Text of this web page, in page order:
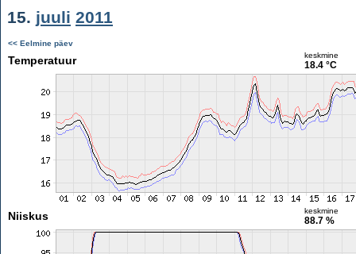
15. juuli 2011
<< Eelmine päev
Temperatuur keskmine
18.4 °C
Niiskus keskmine
88.7 %